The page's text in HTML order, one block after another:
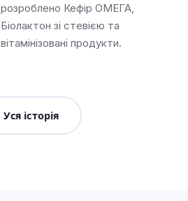
розроблено Кефір ОМЕГА,
Біолактон зі стевією та
вітамінізовані продукти.
Уся історія